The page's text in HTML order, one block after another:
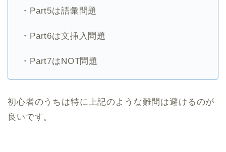
・Part5は語彙問題
・Part6は文挿入問題
・Part7はNOT問題
初心者のうちは特に上記のような難問は避けるのが
良いです。